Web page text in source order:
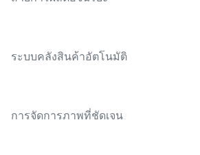
ระบบคลังสินค้าอัตโนมัติ
การจัดการภาพที่ชัดเจน